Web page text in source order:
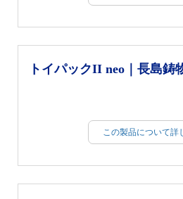
トイパックII neo｜長島鋳
この製品について詳